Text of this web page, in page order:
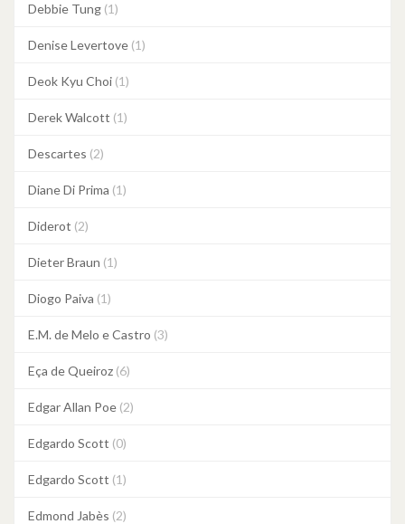
Debbie Tung (1)
Denise Levertove (1)
Deok Kyu Choi (1)
Derek Walcott (1)
Descartes (2)
Diane Di Prima (1)
Diderot (2)
Dieter Braun (1)
Diogo Paiva (1)
E.M. de Melo e Castro (3)
Eça de Queiroz (6)
Edgar Allan Poe (2)
Edgardo Scott (0)
Edgardo Scott (1)
Edmond Jabès (2)